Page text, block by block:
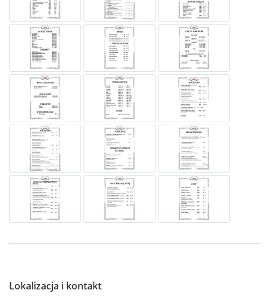
Lokalizacja i kontakt